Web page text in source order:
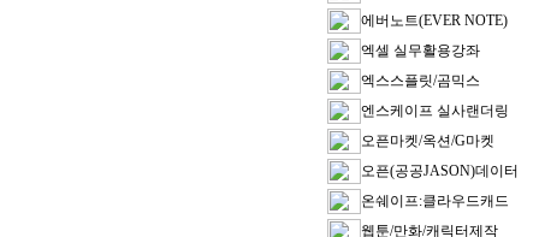
에버노트(EVER NOTE)
엑셀 실무활용강좌
엑스스플릿/곰믹스
엔스케이프 실사랜더링
오픈마켓/옥션/G마켓
오픈(공공JASON)데이터
온쉐이프:클라우드캐드
웹툰/만화/캐릭터제작